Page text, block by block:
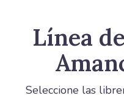
Línea
Seleccione las